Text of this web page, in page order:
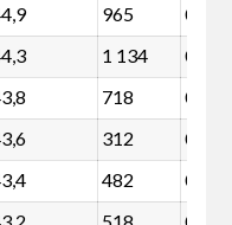
965 0,2
1 134 0,2
718 0,1
312 0,1
482 0,1
518 0,1